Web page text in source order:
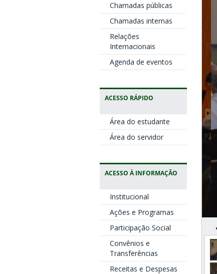
Chamadas públicas
Chamadas internas
Relações
Internacionais
Agenda de eventos
ACESSO RÁPIDO
Área do estudante
Área do servidor
ACESSO À INFORMAÇÃO
Institucional
Ações e Programas
Participação Social
Convênios e
Transferências
Receitas e Despesas